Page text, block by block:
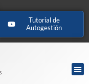
Tutorial de
Autogestión